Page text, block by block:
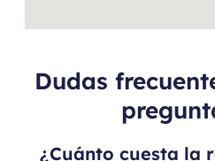
Dudas
¿Cuánto cuesta la